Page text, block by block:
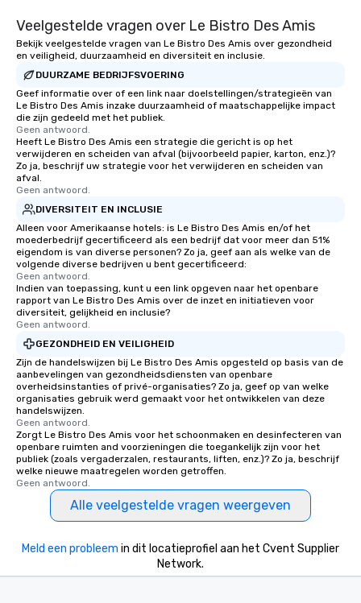
Veelgestelde vragen over Le Bistro Des Amis
Bekijk veelgestelde vragen van Le Bistro Des Amis over gezondheid
en veiligheid, duurzaamheid en diversiteit en inclusie.
DUURZAME BEDRIJFSVOERING
Geef informatie over of een link naar doelstellingen/strategieën van
Le Bistro Des Amis inzake duurzaamheid of maatschappelijke impact
die zijn gedeeld met het publiek.
Geen antwoord.
Heeft Le Bistro Des Amis een strategie die gericht is op het
verwijderen en scheiden van afval (bijvoorbeeld papier, karton, enz.)?
Zo ja, beschrijf uw strategie voor het verwijderen en scheiden van
afval.
Geen antwoord.
DIVERSITEIT EN INCLUSIE
Alleen voor Amerikaanse hotels: is Le Bistro Des Amis en/of het
moederbedrijf gecertificeerd als een bedrijf dat voor meer dan 51%
eigendom is van diverse personen? Zo ja, geef aan als welke van de
volgende diverse bedrijven u bent gecertificeerd:
Geen antwoord.
Indien van toepassing, kunt u een link opgeven naar het openbare
rapport van Le Bistro Des Amis over de inzet en initiatieven voor
diversiteit, gelijkheid en inclusie?
Geen antwoord.
GEZONDHEID EN VEILIGHEID
Zijn de handelswijzen bij Le Bistro Des Amis opgesteld op basis van de
aanbevelingen van gezondheidsdiensten van openbare
overheidsinstanties of privé-organisaties? Zo ja, geef op van welke
organisaties gebruik werd gemaakt voor het ontwikkelen van deze
handelswijzen.
Geen antwoord.
Zorgt Le Bistro Des Amis voor het schoonmaken en desinfecteren van
openbare ruimten and voorzieningen die toegankelijk zijn voor het
publiek (zoals vergaderzalen, restaurants, liften, enz.)? Zo ja, beschrijf
welke nieuwe maatregelen worden getroffen.
Geen antwoord.
Alle veelgestelde vragen weergeven
Meld een probleem in dit locatieprofiel aan het Cvent Supplier
Network.